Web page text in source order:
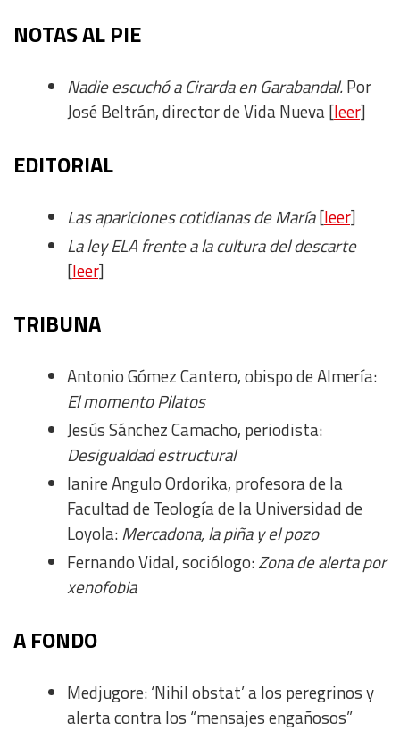
NOTAS AL PIE
Nadie escuchó a Cirarda en Garabandal.Por
José Beltrán, director de Vida Nueva [leer]
EDITORIAL
Las apariciones cotidianas de María[leer]
La ley ELA frente a la cultura del descarte
[leer]
TRIBUNA
Antonio Gómez Cantero, obispo de Almería:
El momento Pilatos
Jesús Sánchez Camacho, periodista:
Desigualdad estructural
Ianire Angulo Ordorika, profesora de la
Facultad de Teología de la Universidad de
Loyola:Mercadona, la piña y el pozo
Fernando Vidal, sociólogo:Zona de alerta por
xenofobia
A FONDO
Medjugore: ‘Nihil obstat’ a los peregrinos y
alerta contra los “mensajes engañosos”